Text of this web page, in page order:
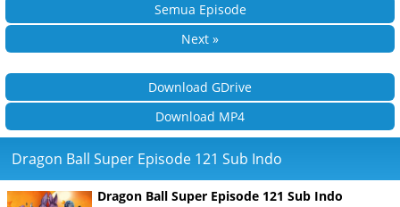
Semua Episode
Next »
Download GDrive
Download MP4
Dragon Ball Super Episode 121 Sub Indo
Dragon Ball Super Episode 121 Sub Indo